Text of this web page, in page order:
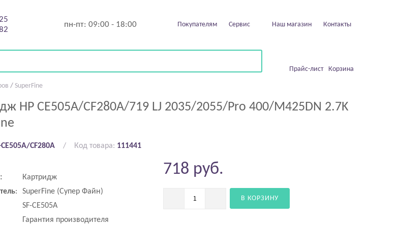
пн-пт: 09:00 - 18:00 Покупателям Сервис Наш магазин Контакты
Прайс-лист Корзина
/ SuperFine
HP CE505A/CF280A/719 LJ 2035/2055/Pro 400/M425DN 2.7K
CE505A/CF280A Код товара: 111441
Картридж
:
SuperFine (Супер Файн)
SF-CE505A
Гарантия производителя
718 руб.
В КОРЗИНУ